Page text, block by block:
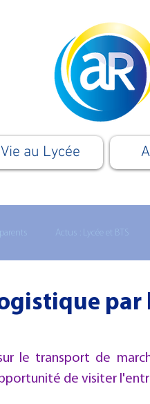
Vie au Lycée
Actus : Lycée et BTS
par
le transport de
de visiter